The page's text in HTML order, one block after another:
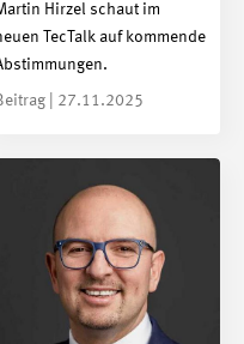
Hirzel schaut im
TecTalk auf kommende
| 27.11.2025